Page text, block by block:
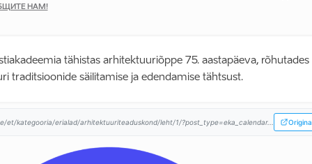
НАМ!
tähistas arhitektuuriõppe 75. aastapäeva, rõhutades
traditsioonide säilitamise ja edendamise tähtsust.
et/kategooria/erialad/arhitektuuriteaduskond/leht/1/?post_type=eka_calendar...